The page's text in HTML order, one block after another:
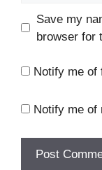
Save my
browser for
Notify me of
Notify me of